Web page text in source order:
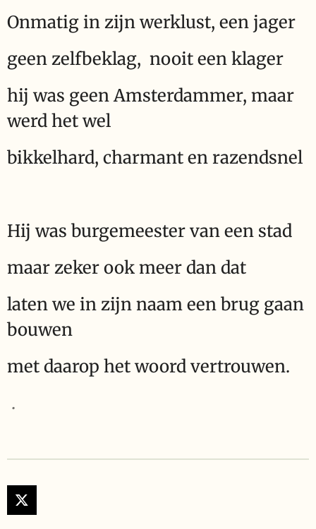
Onmatig in zijn werklust, een jager
geen zelfbeklag, nooit een klager
hij was geen Amsterdammer, maar
werd het wel
bikkelhard, charmant en razendsnel
Hij was burgemeester van een stad
maar zeker ook meer dan dat
laten we in zijn naam een brug gaan
bouwen
met daarop het woord vertrouwen.
.
X